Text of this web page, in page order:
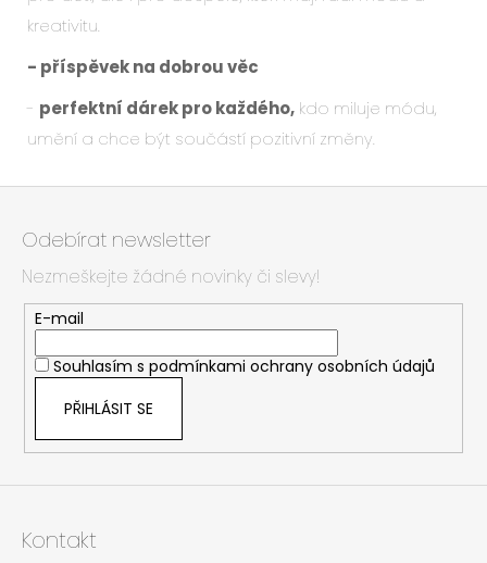
kreativitu.
- příspěvek na dobrou věc
- perfektní dárek pro každého, kdo miluje módu,
umění a chce být součástí pozitivní změny.
Z
Odebírat newsletter
Nezmeškejte žádné novinky či slevy!
E-mail
Souhlasím s podmínkami ochrany osobních údajů
PŘIHLÁSIT SE
Kontakt